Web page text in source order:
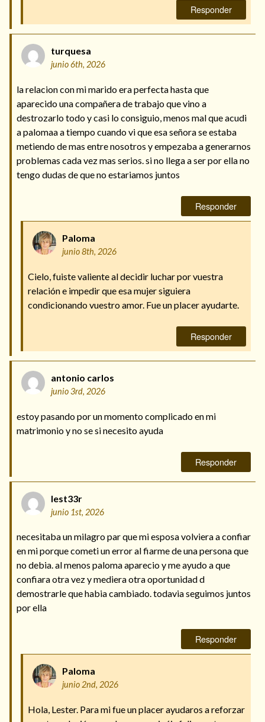
Responder
turquesa
junio 6th, 2026
la relacion con mi marido era perfecta hasta que
aparecido una compañera de trabajo que vino a
destrozarlo todo y casi lo consiguio, menos mal que acudi
a palomaa a tiempo cuando vi que esa señora se estaba
metiendo de mas entre nosotros y empezaba a generarnos
problemas cada vez mas serios. si no llega a ser por ella no
tengo dudas de que no estariamos juntos
Responder
Paloma
junio 8th, 2026
Cielo, fuiste valiente al decidir luchar por vuestra
relación e impedir que esa mujer siguiera
condicionando vuestro amor. Fue un placer ayudarte.
Responder
antonio carlos
junio 3rd, 2026
estoy pasando por un momento complicado en mi
matrimonio y no se si necesito ayuda
Responder
lest33r
junio 1st, 2026
necesitaba un milagro par que mi esposa volviera a confiar
en mi porque cometi un error al fiarme de una persona que
no debia. al menos paloma aparecio y me ayudo a que
confiara otra vez y mediera otra oportunidad d
demostrarle que habia cambiado. todavia seguimos juntos
por ella
Responder
Paloma
junio 2nd, 2026
Hola, Lester. Para mi fue un placer ayudaros a reforzar